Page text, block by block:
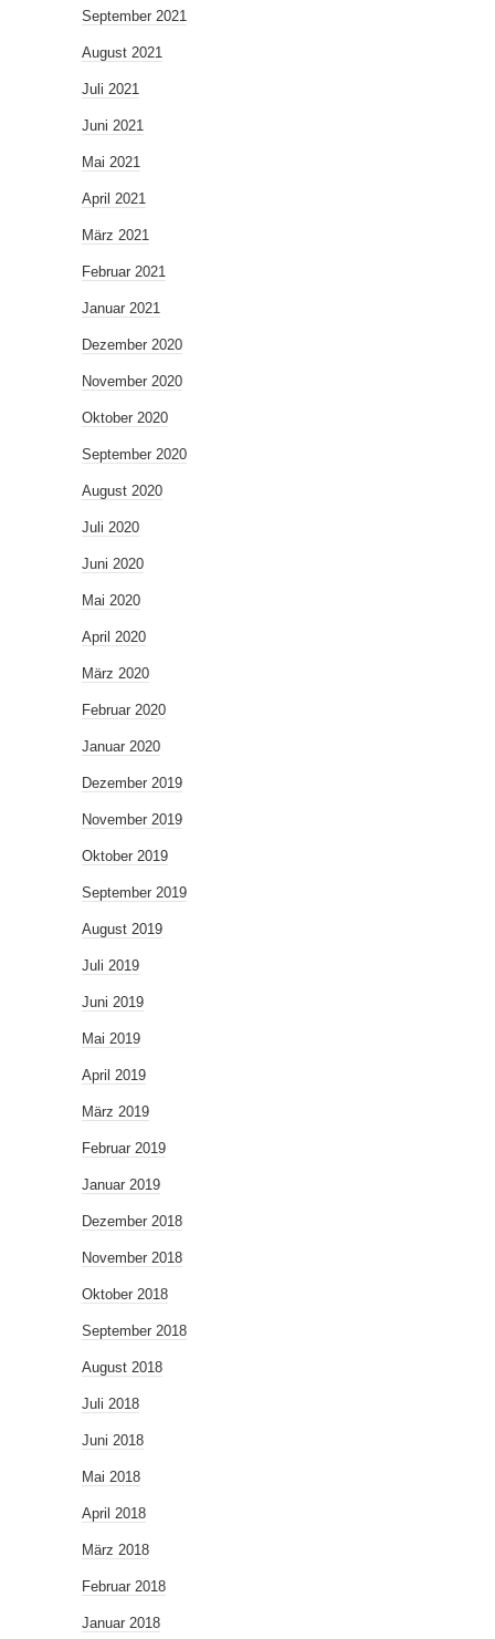
September 2021
August 2021
Juli 2021
Juni 2021
Mai 2021
April 2021
März 2021
Februar 2021
Januar 2021
Dezember 2020
November 2020
Oktober 2020
September 2020
August 2020
Juli 2020
Juni 2020
Mai 2020
April 2020
März 2020
Februar 2020
Januar 2020
Dezember 2019
November 2019
Oktober 2019
September 2019
August 2019
Juli 2019
Juni 2019
Mai 2019
April 2019
März 2019
Februar 2019
Januar 2019
Dezember 2018
November 2018
Oktober 2018
September 2018
August 2018
Juli 2018
Juni 2018
Mai 2018
April 2018
März 2018
Februar 2018
Januar 2018